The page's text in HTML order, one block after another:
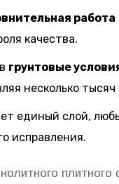
работа
качества.
грунтовые
несколько
единый слой,
исправления.